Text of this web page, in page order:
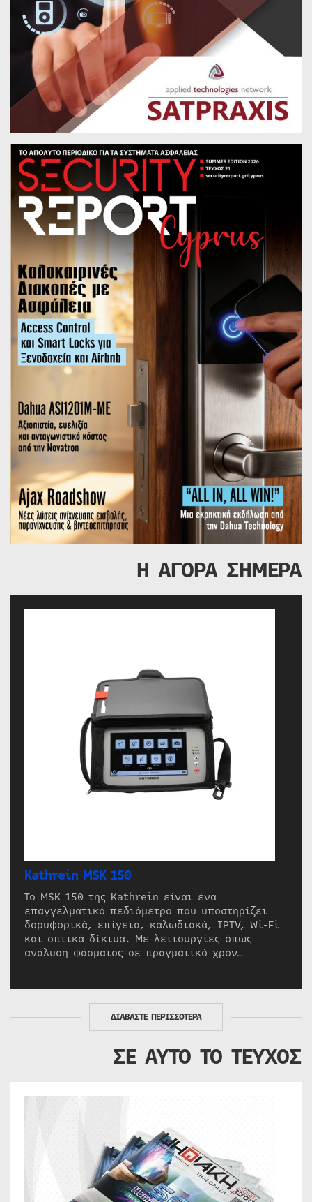
Η ΑΓΟΡΑ ΣΗΜΕΡΑ
Kathrein MSK 150
Το MSK 150 της Kathrein είναι ένα
επαγγελματικό πεδιόμετρο που υποστηρίζει
δορυφορικά, επίγεια, καλωδιακά, IPTV, Wi-Fi
και οπτικά δίκτυα. Με λειτουργίες όπως
ανάλυση φάσματος σε πραγματικό χρόν…
ΔΙΑΒΑΣΤΕ ΠΕΡΙΣΣΟΤΕΡΑ
ΣΕ ΑΥΤΟ ΤΟ ΤΕΥΧΟΣ